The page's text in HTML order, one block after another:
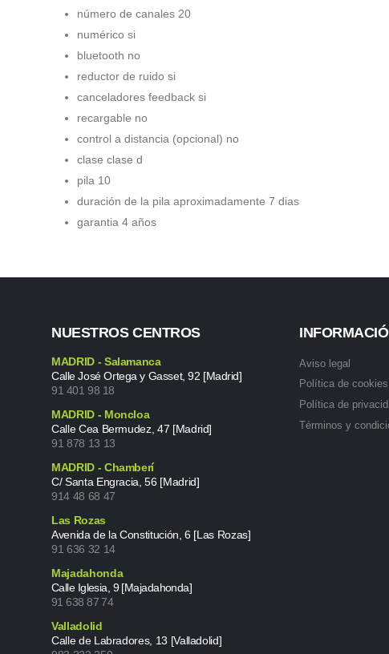
número de canales 20
numérico si
bluetooth no
reductor de ruido si
canceladores feedback si
recargable no
control a distancia (opcional) no
clase clase d
pila 10
duración de la pila aproximadamente 7 dias
garantia 4 años
NUESTROS CENTROS
MADRID - Salamanca
Calle José Ortega y Gasset, 92 [Madrid]
91 401 98 18
MADRID - Moncloa
Calle Cea Bermudez, 47 [Madrid]
91 878 13 13
MADRID - Chamberí
C/ Santa Engracia, 56 [Madrid]
914 48 68 47
Las Rozas
Avenida de la Constitución, 6 [Las Rozas]
91 636 32 14
Majadahonda
Calle Iglesia, 9 [Majadahonda]
91 638 87 74
Valladolid
Calle de Labradores, 13 [Valladolid]
Aviso legal
Política de cookies
Política de
Términos y